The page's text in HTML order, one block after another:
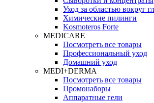
Уход за областью вокруг
Химические пилинги
Kosmoteros Forte
MEDICARE
Посмотреть все товары
Профессиональный уход
Домашний уход
MEDI+DERMA
Посмотреть все товары
Промонаборы
Аппаратные гели